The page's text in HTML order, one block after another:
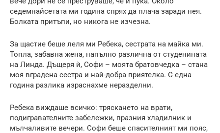
седемнайсетата ми година спрях да плача заради нея.
Болката притъпи, но никога не изчезна.
За щастие беше леля ми Ребека, сестрата на майка ми.
Топла, забавна жена, напълно различна от студенината
на Линда. Дъщеря ѝ, Софи – моята братовчедка – стана
моя вградена сестра и най-добра приятелка. С една
година разлика израснахме неразделни.
Ребека виждаше всичко: тряскането на врати,
подигравателните забележки, празния хладилник и
мълчаливите вечери. Софи беше спасителният ми пояс,